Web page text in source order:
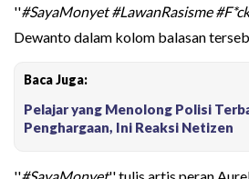
''#SayaMonyet #LawanRasisme
Dewanto dalam kolom balasan
Baca Juga:
Pelajar yang Menolong Polisi
Penghargaan, Ini Reaksi Netizen
''#SayaMonyet'' tulis artis peran